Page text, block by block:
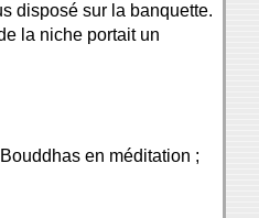
disposé sur la banquette.
la niche portait un
en méditation ;